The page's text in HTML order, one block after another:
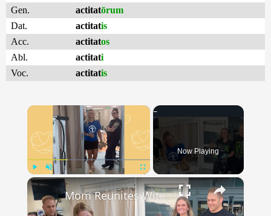
Gen.
actitatōrum
Dat.
actitatis
Acc.
actitatos
Abl.
actitati
Voc.
actitatis
×
Play Unmute Fullscreen
Now Playing
×
Mom Reunites With Baby Son After Donating Liver To Save His Life